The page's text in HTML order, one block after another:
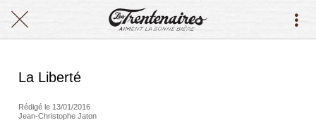
La Liberté
Rédigé le 13/01/2016
Jean-Christophe Jaton